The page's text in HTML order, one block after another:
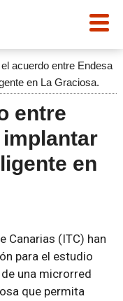
acuerdo entre Endesa
en La Graciosa.
entre
implantar
en
Canarias (ITC) han
para el estudio
una microrred
que permita